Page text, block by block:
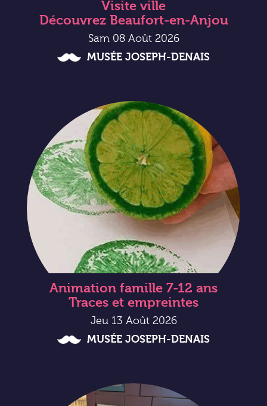
Visite ville
Découvrez Beaufort-en-Anjou
Sam 08 Août 2026
MUSÉE JOSEPH-DENAIS
Animation famille 7-12 ans
Traces et empreintes
Jeu 13 Août 2026
MUSÉE JOSEPH-DENAIS